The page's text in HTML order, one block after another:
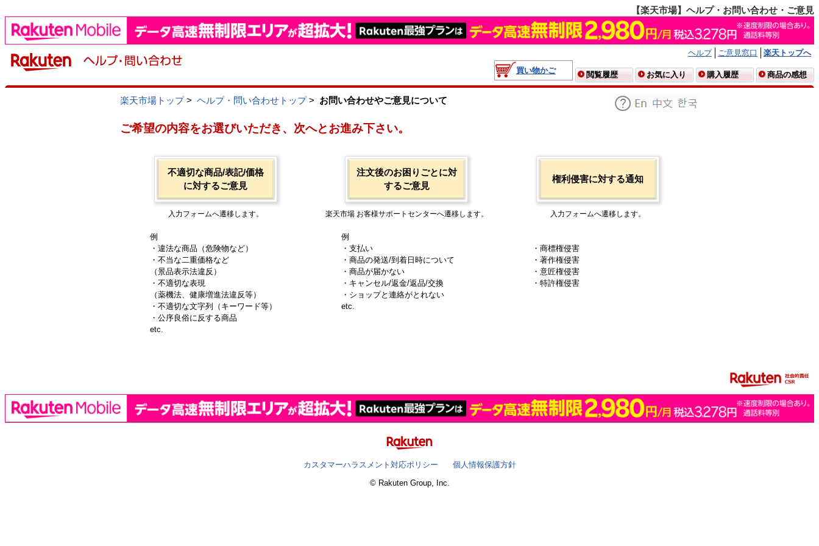
【楽天市場】ヘルプ・お問い合わせ・ご意見
ヘルプ ご意見窓口
楽天トップへ
買い物かご
閲覧履歴 お気に入り 購入履歴 商品の感想
楽天市場トップ> ヘルプ・問い合わせトップ> お問い合わせやご意見について
ご希望の内容をお選びいただき、次へとお進み下さい。
不適切な商品/表記/価格
に対するご意見
入力フォームへ遷移します。
例
・違法な商品（危険物など）
・不当な二重価格など
（景品表示法違反）
・不適切な表現
（薬機法、健康増進法違反等）
・不適切な文字列（キーワード等）
・公序良俗に反する商品
etc.
注文後のお困りごとに対
するご意見
楽天市場 お客様サポートセンターへ遷移します。
例
・支払い
・商品の発送/到着日時について
・商品が届かない
・キャンセル/返金/返品/交換
・ショップと連絡がとれない
etc.
権利侵害に対する通知
入力フォームへ遷移します。
・商標権侵害
・著作権侵害
・意匠権侵害
・特許権侵害
カスタマーハラスメント対応ポリシー
個人情報保護方針
© Rakuten Group, Inc.